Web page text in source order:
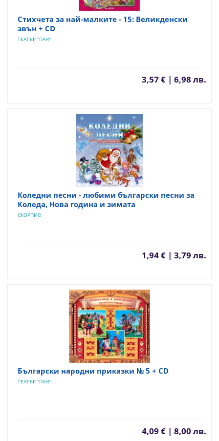
Стихчета за най-малките - 15: Великденски
звън + CD
ТЕАТЪР "ПАН"
3,57 € | 6,98 лв.
Коледни песни - любими български песни за
Коледа, Нова година и зимата
СКОРПИО
1,94 € | 3,79 лв.
Български народни приказки № 5 + CD
ТЕАТЪР "ПАН"
4,09 € | 8,00 лв.